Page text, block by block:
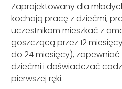
Zaprojektowany dla
kochają pracę z dziećmi,
uczestnikom mieszkać z
goszczącą przez 12
do 24 miesięcy),
dziećmi i doświadczać
pierwszej ręki.